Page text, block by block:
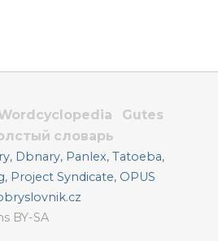
Gutes
словарь
, Dbnary, Panlex,Tatoeba,
, Project Syndicate, OPUS
BY-SA